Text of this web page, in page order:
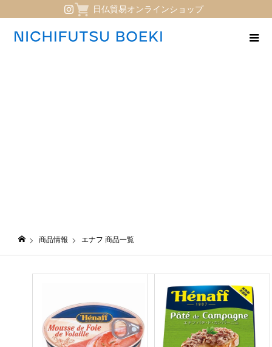
日仏貿易オンラインショップ
商品情報 エナフ 商品一覧